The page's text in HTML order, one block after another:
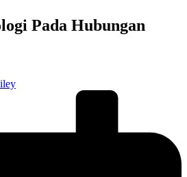
Pada Hubungan